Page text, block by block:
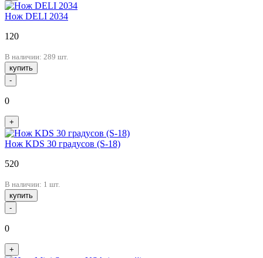
Нож DELI 2034
120
В наличии: 289 шт.
купить
-
0
+
Нож KDS 30 градусов (S-18)
520
В наличии: 1 шт.
купить
-
0
+